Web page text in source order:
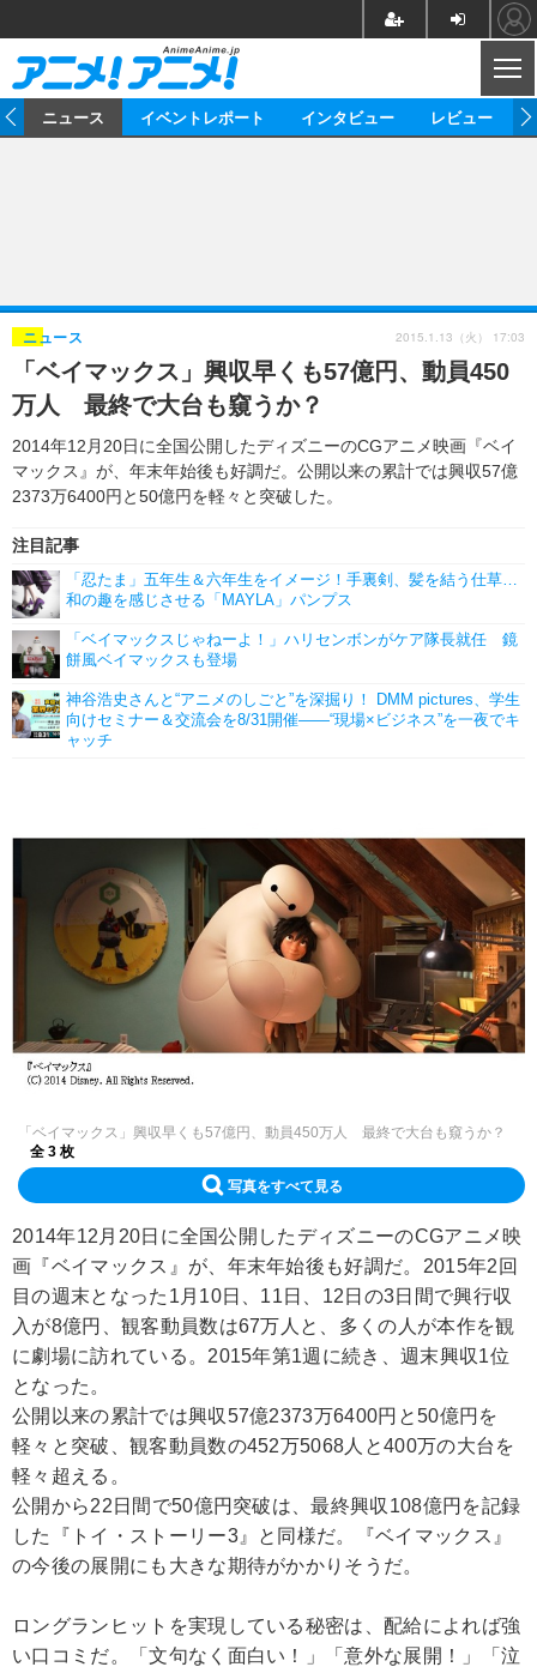
ゲーム グッズ
イベント
海外イベント ビジネス
俳優・タレント アーティスト
ビジネス
アニメ 実写
書評
ゲーム 座談会
動画
アニメ！アニメ！TV ABEMA Cafe
ニュース イベントレポート インタビュー レビュー
「ベイマックス」興収早くも57億円、動員450
万人 最終で大台も窺うか？
2014年12月20日に全国公開したディズニーのCGアニメ映画『ベイ
マックス』が、年末年始後も好調だ。公開以来の累計では興収57億
2373万6400円と50億円を軽々と突破した。
ニュース
注目記事
「忍たま」五年生＆六年生をイメージ！手裏剣、髪を結う仕草…
和の趣を感じさせる「MAYLA」パンプス
「ベイマックスじゃねーよ！」ハリセンボンがケア隊長就任 鏡
餅風ベイマックスも登場
神谷浩史さんと“アニメのしごと”を深掘り！ DMM pictures、学生
向けセミナー＆交流会を8/31開催――“現場×ビジネス”を一夜でキ
ャッチ
2015.1.13（火） 17:03
「ベイマックス」興収早くも57億円、動員450万人 最終で大台も窺うか？
全 3 枚
写真をすべて見る
2014年12月20日に全国公開したディズニーのCGアニメ映
画『ベイマックス』が、年末年始後も好調だ。2015年2回
目の週末となった1月10日、11日、12日の3日間で興行収
入が8億円、観客動員数は67万人と、多くの人が本作を観
に劇場に訪れている。2015年第1週に続き、週末興収1位
となった。
公開以来の累計では興収57億2373万6400円と50億円を
軽々と突破、観客動員数の452万5068人と400万の大台を
軽々超える。
公開から22日間で50億円突破は、最終興収108億円を記録
した『トイ・ストーリー3』と同様だ。『ベイマックス』
の今後の展開にも大きな期待がかかりそうだ。
ロングランヒットを実現している秘密は、配給によれば強
い口コミだ。「文句なく面白い！」「意外な展開！」「泣